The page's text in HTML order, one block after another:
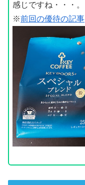
感じですね・・・。
※前回の優待の記事